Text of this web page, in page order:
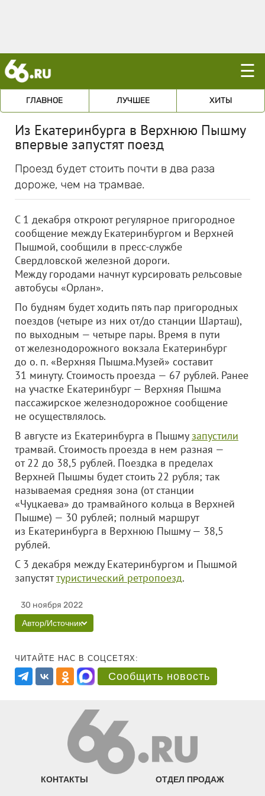
☰
ГЛАВНОЕ ЛУЧШЕЕ ХИТЫ
Из Екатеринбурга в Верхнюю Пышму
впервые запустят поезд
Проезд будет стоить почти в два раза
дороже, чем на трамвае.
С 1 декабря откроют регулярное пригородное
сообщение между Екатеринбургом и Верхней
Пышмой, сообщили в пресс-службе
Свердловской железной дороги.
Между городами начнут курсировать рельсовые
автобусы «Орлан».
По будням будет ходить пять пар пригородных
поездов (четыре из них от/до станции Шарташ),
по выходным — четыре пары. Время в пути
от железнодорожного вокзала Екатеринбург
до о. п. «Верхняя Пышма.Музей» составит
31 минуту. Стоимость проезда — 67 рублей. Ранее
на участке Екатеринбург — Верхняя Пышма
пассажирское железнодорожное сообщение
не осуществлялось.
В августе из Екатеринбурга в Пышмузапустили
трамвай. Стоимость проезда в нем разная —
от 22 до 38,5 рублей. Поездка в пределах
Верхней Пышмы будет стоить 22 рубля; так
называемая средняя зона (от станции
«Чуцкаева» до трамвайного кольца в Верхней
Пышме) — 30 рублей; полный маршрут
из Екатеринбурга в Верхнюю Пышму — 38,5
рублей.
С 3 декабря между Екатеринбургом и Пышмой
запустяттуристический ретропоезд.
30 ноября 2022
Автор/Источник
ЧИТАЙТЕ НАС В СОЦСЕТЯХ:
Сообщить новость
КОНТАКТЫ ОТДЕЛ ПРОДАЖ